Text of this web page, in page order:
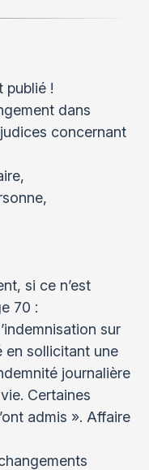
publié !
dans
concernant
si ce n’est
70 :
sur
en sollicitant une
journalière
Certaines
admis ». Affaire